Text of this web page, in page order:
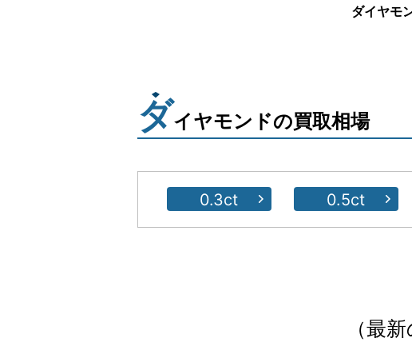
ダイヤモ
ダイヤモンドの買取相場
0.3ct 0.5ct
（最